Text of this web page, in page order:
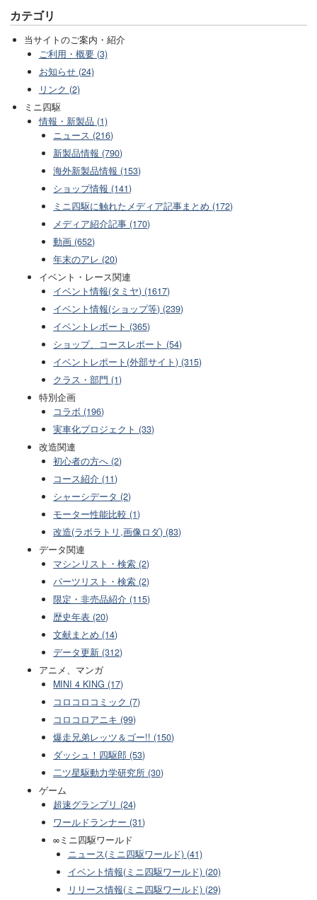
カテゴリ
当サイトのご案内・紹介
ご利用・概要 (3)
お知らせ (24)
リンク (2)
ミニ四駆
情報・新製品 (1)
ニュース (216)
新製品情報 (790)
海外新製品情報 (153)
ショップ情報 (141)
ミニ四駆に触れたメディア記事まとめ (172)
メディア紹介記事 (170)
動画 (652)
年末のアレ (20)
イベント・レース関連
イベント情報(タミヤ) (1617)
イベント情報(ショップ等) (239)
イベントレポート (365)
ショップ、コースレポート (54)
イベントレポート(外部サイト) (315)
クラス・部門 (1)
特別企画
コラボ (196)
実車化プロジェクト (33)
改造関連
初心者の方へ (2)
コース紹介 (11)
シャーシデータ (2)
モーター性能比較 (1)
改造(ラボラトリ,画像ロダ) (83)
データ関連
マシンリスト・検索 (2)
パーツリスト・検索 (2)
限定・非売品紹介 (115)
歴史年表 (20)
文献まとめ (14)
データ更新 (312)
アニメ、マンガ
MINI 4 KING (17)
コロコロコミック (7)
コロコロアニキ (99)
爆走兄弟レッツ＆ゴー!! (150)
ダッシュ！四駆郎 (53)
二ツ星駆動力学研究所 (30)
ゲーム
超速グランプリ (24)
ワールドランナー (31)
∞ミニ四駆ワールド
ニュース(ミニ四駆ワールド) (41)
イベント情報(ミニ四駆ワールド) (20)
リリース情報(ミニ四駆ワールド) (29)